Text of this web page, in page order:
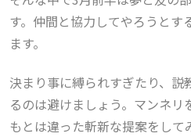
す。 仲間と協力してやろうとす
ます。
決まり事に縛られすぎたり、説
るのは避けましょう。マンネ
もとは違った斬新な提案をして